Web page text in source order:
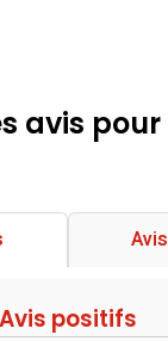
avis pour
Avis positifs